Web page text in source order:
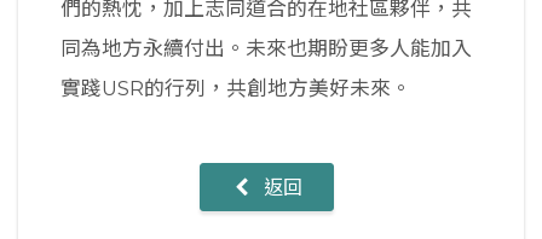
們的熱忱，加上志同道合的在地社區夥伴，共
同為地方永續付出。未來也期盼更多人能加入
實踐USR的行列，共創地方美好未來。
返回